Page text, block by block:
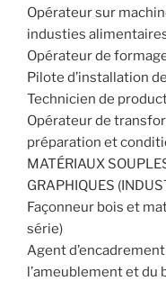
Opérateur sur
industies
Opérateur de
Pilote d’installation
Technicien de
Opérateur de
préparation et
MATÉRIAUX
GRAPHIQUES
Façonneur bois et
série)
Agent
l’ameublement et du